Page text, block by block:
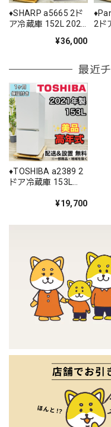
♦️SHARP a5665 2ド
ア冷蔵庫 152L 2025
¥36,000
2ド
最近
♦️TOSHIBA a2389 2
ドア冷蔵庫 153L
¥19,700